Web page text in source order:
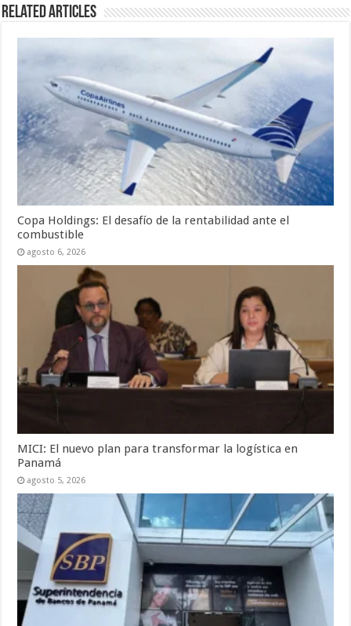
Related Articles
Copa Holdings: El desafío de la rentabilidad ante el
combustible
agosto 6, 2026
MICI: El nuevo plan para transformar la logística en
Panamá
agosto 5, 2026